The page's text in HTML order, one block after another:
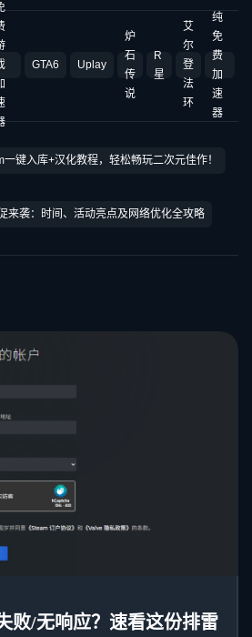
GTA6 Uplay
炉
石
传
说
R
星
艾
尔
登
法
环
纯
免
费
加
速
器
一键入库+汉化教程，轻松畅玩二次元佳作！
来袭：时间、活动亮点及网络优化全攻略
败/无响应？速看这份排雷